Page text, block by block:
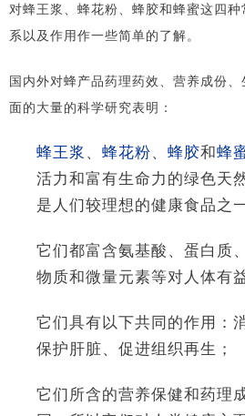
对蜂王浆、蜂花粉、蜂胶和蜂蜜这四
系以及作用作一些简单的了解。
国内外对蜂产品药理药效、营养成份
面的大量的科学研究表明：
蜂王浆 、 蜂花粉、 蜂胶和蜂
活力和富有生命力的绿色天
是人们较理想的健康食品之
它们都富含氨基酸、蛋白质
物质和微量元素等对人体有
它们具有以下共同的作用：
保护肝脏、促进组织再生；
它们所含的营养保健和药理